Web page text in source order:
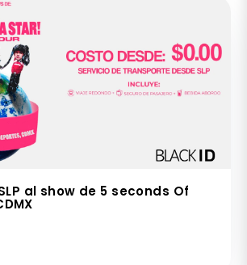
al show de 5 seconds Of